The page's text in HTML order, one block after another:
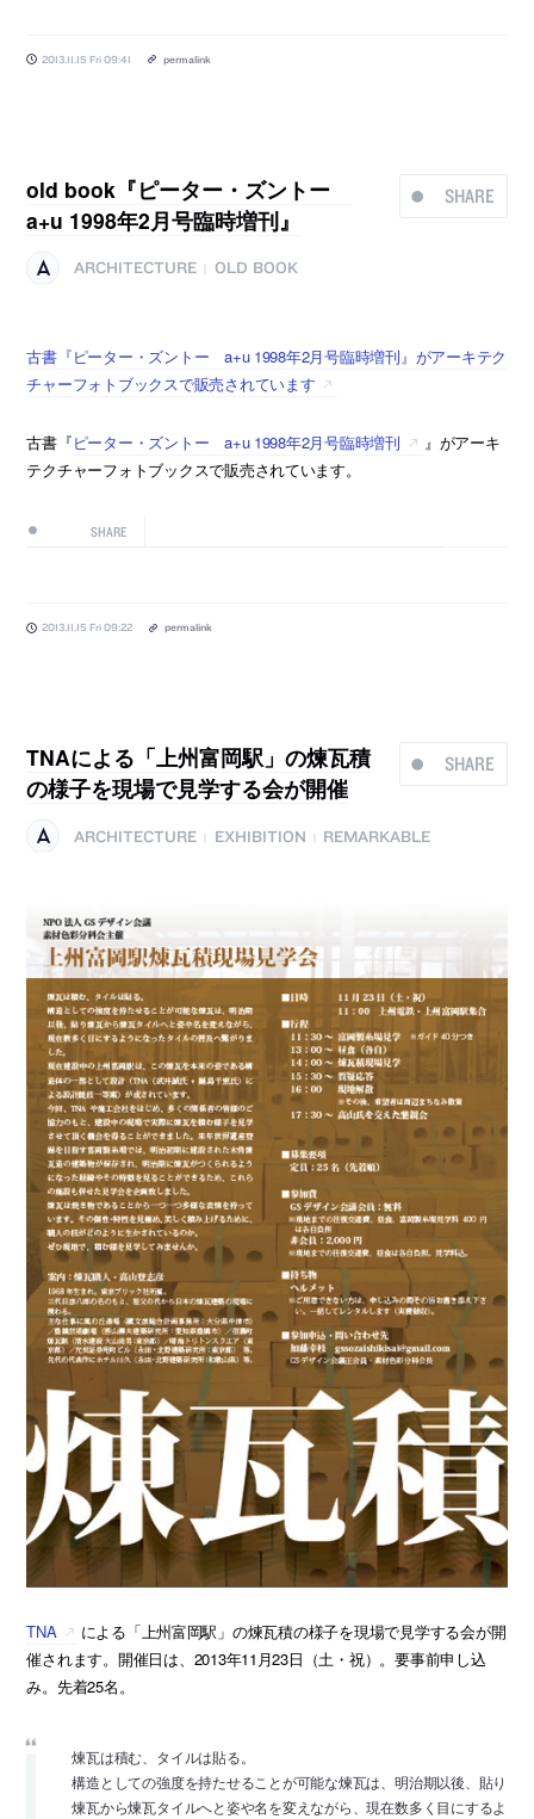
2013.11.15 Fri 09:41 permalink
SHARE
old book『ピーター・ズントー
a+u 1998年2月号臨時増刊』
ARCHITECTURE OLD BOOK
古書『ピーター・ズントー a+u 1998年2月号臨時増刊』がアーキテク
チャーフォトブックスで販売されています
古書『ピーター・ズントー a+u 1998年2月号臨時増刊
』がアーキ
テクチャーフォトブックスで販売されています。
SHARE
2013.11.15 Fri 09:22 permalink
SHARE
TNAによる「上州富岡駅」の煉瓦積
の様子を現場で見学する会が開催
ARCHITECTURE EXHIBITION REMARKABLE
TNA
による「上州富岡駅」の煉瓦積の様子を現場で見学する会が開
催されます。開催日は、2013年11月23日（土・祝）。要事前申し込
み。先着25名。
煉瓦は積む、タイルは貼る。
構造としての強度を持たせることが可能な煉瓦は、明治期以後、貼り
煉瓦から煉瓦タイルへと姿や名を変えながら、現在数多く目にするよ